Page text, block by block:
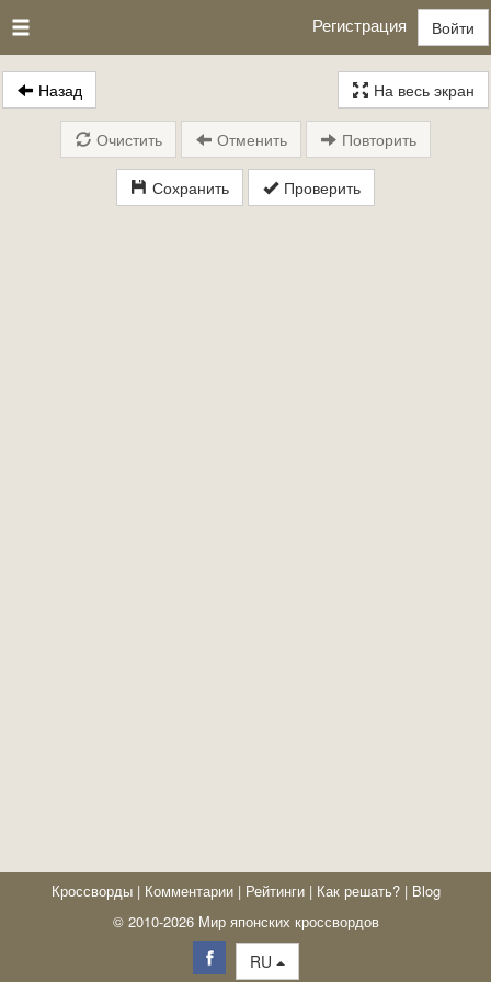
Регистрация Войти
Назад На весь экран
Сохранить Проверить
Очистить Отменить Повторить
Кроссворды | Комментарии | Рейтинги | Как решать? | Blog
© 2010-2026 Мир японских кроссвордов
RU